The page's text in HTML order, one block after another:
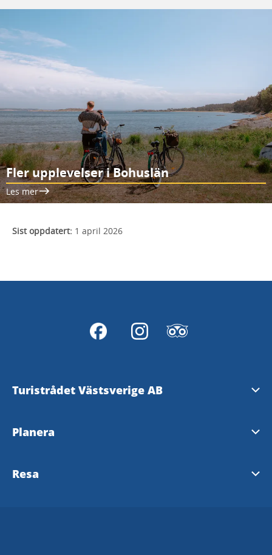
Fler upplevelser i Bohuslän
Les mer
Sist oppdatert: 1 april 2026
Turistrådet Västsverige AB
Tipsa om evenemang
Planera
Nyhetsbrev från Västsverige
Resa